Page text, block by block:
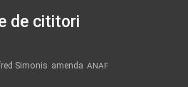
de cititori
Simonis amenda ANAF